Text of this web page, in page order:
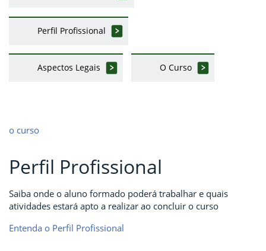
Perfil Profissional
Aspectos Legais O Curso
o curso
Perfil Profissional
Saiba onde o aluno formado poderá trabalhar e quais
atividades estará apto a realizar ao concluir o curso
Entenda o Perfil Profissional